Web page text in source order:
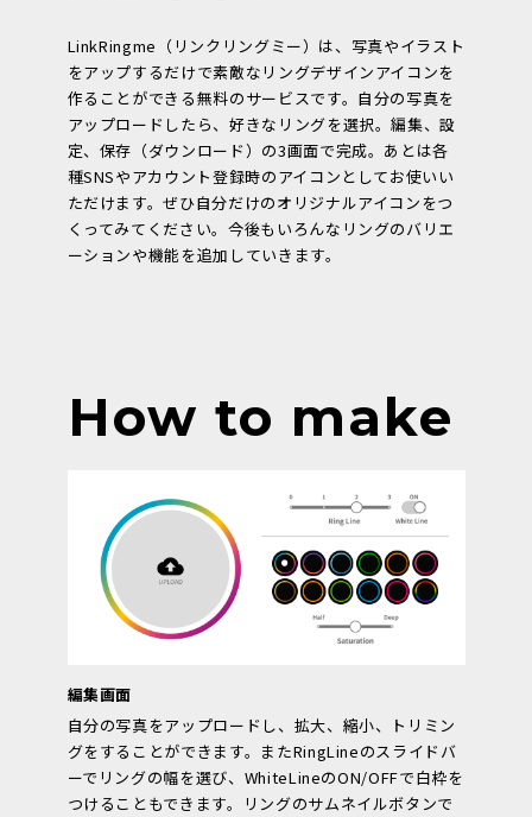
LinkRingme（リンクリングミー）は、写真やイラスト
をアップするだけで素敵なリングデザインアイコンを
作ることができる無料のサービスです。自分の写真を
アップロードしたら、好きなリングを選択。編集、設
定、保存（ダウンロード）の3画面で完成。あとは各
種SNSやアカウント登録時のアイコンとしてお使いい
ただけます。ぜひ自分だけのオリジナルアイコンをつ
くってみてください。今後もいろんなリングのバリエ
ーションや機能を追加していきます。
How to make
編集画面
自分の写真をアップロードし、拡大、縮小、トリミン
グをすることができます。またRingLineのスライドバ
ーでリングの幅を選び、WhiteLineのON/OFFで白枠を
つけることもできます。リングのサムネイルボタンで